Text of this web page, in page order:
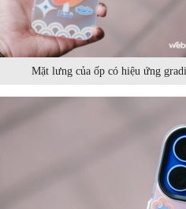
Mặt lưng của ốp có hiệu ứng